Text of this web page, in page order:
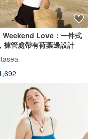
Love：一件式
褲管處帶有荷葉邊設計